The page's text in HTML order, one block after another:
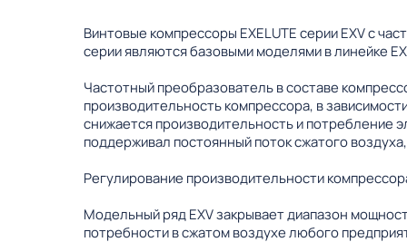
Винтовые компрессоры EXELUTE серии EXV с
серии являются базовыми моделями в линейке
Частотный преобразователь в составе
производительность компрессора, в
снижается производительность и потребление
поддерживал постоянный поток сжатого
Регулирование производительности
Модельный ряд EXV закрывает диапазон
потребности в сжатом воздухе любого